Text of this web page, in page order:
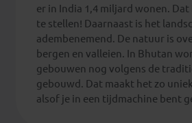
er in India 1,4 miljard wonen.
te stellen! Daarnaast is het
adembenemend. De natuur is
bergen en valleien. In Bhutan
gebouwen nog volgens de
gebouwd. Dat maakt het zo
alsof je in een tijdmachine bent